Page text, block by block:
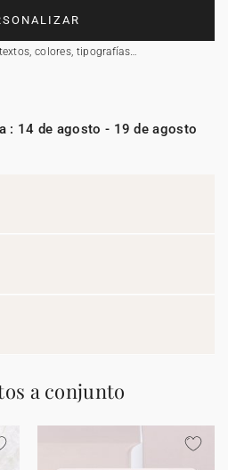
colores, tipografías…
: 14 de agosto - 19 de agosto
a conjunto